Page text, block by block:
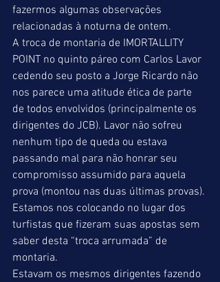
fazermos algumas observações
relacionadas à noturna de ontem.
A troca de montaria de IMORTALLITY
POINT no quinto páreo com Carlos Lavor
cedendo seu posto a Jorge Ricardo não
nos parece uma atitude ética de parte
de todos envolvidos (principalmente os
dirigentes do JCB). Lavor não sofreu
nenhum tipo de queda ou estava
passando mal para não honrar seu
compromisso assumido para aquela
prova (montou nas duas últimas provas).
Estamos nos colocando no lugar dos
turfistas que fizeram suas apostas sem
saber desta “troca arrumada” de
montaria.
Estavam os mesmos dirigentes fazendo